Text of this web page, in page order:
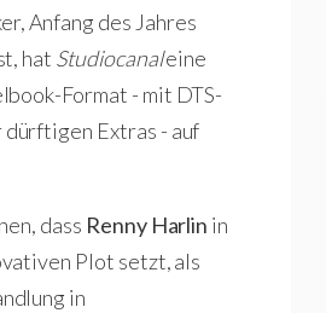
Anfang des Jahres
hat Studiocanaleine
Format - mit DTS-
Extras - auf
dass Renny Harlin in
Plot setzt, als
in